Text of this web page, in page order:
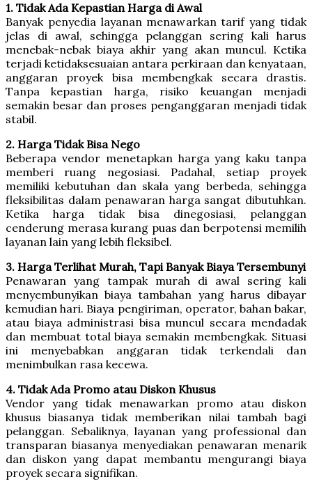
1. Tidak Ada Kepastian Harga di Awal
Banyak penyedia layanan menawarkan tarif yang tidak
jelas di awal, sehingga pelanggan sering kali harus
menebak-nebak biaya akhir yang akan muncul. Ketika
terjadi ketidaksesuaian antara perkiraan dan kenyataan,
anggaran proyek bisa membengkak secara drastis.
Tanpa kepastian harga, risiko keuangan menjadi
semakin besar dan proses penganggaran menjadi tidak
stabil.
2. Harga Tidak Bisa Nego
Beberapa vendor menetapkan harga yang kaku tanpa
memberi ruang negosiasi. Padahal, setiap proyek
memiliki kebutuhan dan skala yang berbeda, sehingga
fleksibilitas dalam penawaran harga sangat dibutuhkan.
Ketika harga tidak bisa dinegosiasi, pelanggan
cenderung merasa kurang puas dan berpotensi memilih
layanan lain yang lebih fleksibel.
3. Harga Terlihat Murah, Tapi Banyak Biaya Tersembunyi
Penawaran yang tampak murah di awal sering kali
menyembunyikan biaya tambahan yang harus dibayar
kemudian hari. Biaya pengiriman, operator, bahan bakar,
atau biaya administrasi bisa muncul secara mendadak
dan membuat total biaya semakin membengkak. Situasi
ini menyebabkan anggaran tidak terkendali dan
menimbulkan rasa kecewa.
4. Tidak Ada Promo atau Diskon Khusus
Vendor yang tidak menawarkan promo atau diskon
khusus biasanya tidak memberikan nilai tambah bagi
pelanggan. Sebaliknya, layanan yang professional dan
transparan biasanya menyediakan penawaran menarik
dan diskon yang dapat membantu mengurangi biaya
proyek secara signifikan.